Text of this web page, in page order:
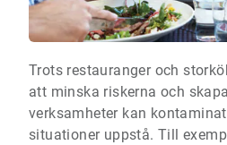
Trots restauranger och
att minska riskerna och
verksamheter kan
situationer uppstå. Till